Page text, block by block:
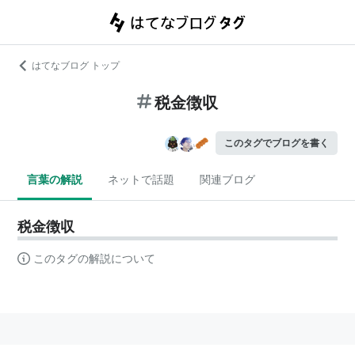
はてなブログ トップ
税金徴収
このタグでブログを書く
言葉の解説 ネットで話題 関連ブログ
税金徴収
このタグの解説について